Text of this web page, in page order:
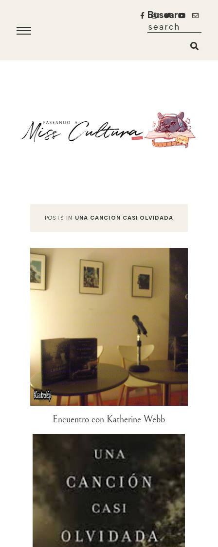
Buscar
POSTS IN UNA CANCION CASI OLVIDADA
Encuentro con Katherine Webb